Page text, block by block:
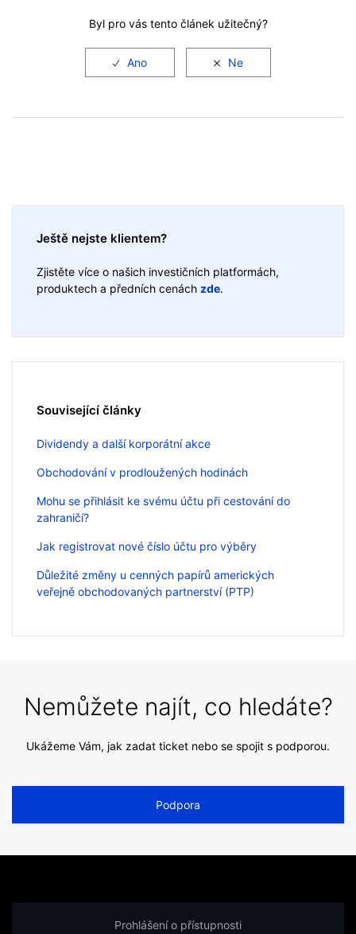
Byl pro vás tento článek užitečný?
Ještě nejste klientem?
Zjistěte více o našich investičních platformách,
produktech a předních cenách zde.
Související články
Dividendy a další korporátní akce
Obchodování v prodloužených hodinách
Mohu se přihlásit ke svému účtu při cestování do
zahraničí?
Jak registrovat nové číslo účtu pro výběry
Důležité změny u cenných papírů amerických
veřejně obchodovaných partnerství (PTP)
Nemůžete najít, co hledáte?
Ukážeme Vám, jak zadat ticket nebo se spojit s podporou.
Podpora
Prohlášení o přístupnosti